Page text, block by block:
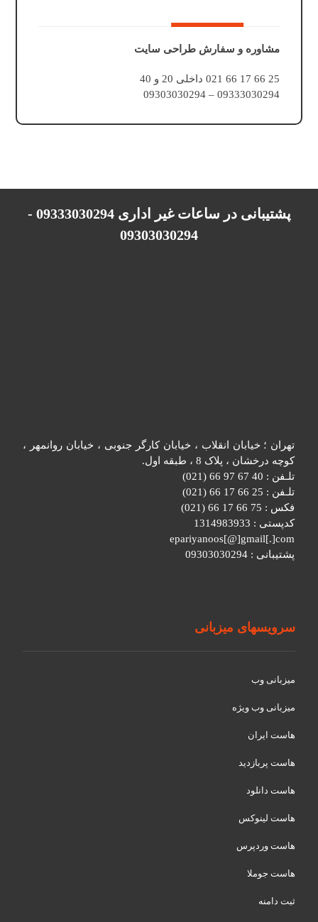
مشاوره و سفارش طراحی سایت
25 66 17 66 021 داخلی 20 و 40
09333030294 – 09303030294
پشتیبانی در ساعات غیر اداری 09333030294 -
09303030294
تهران ؛ خیابان انقلاب ، خیابان کارگر جنوبی ، خیابان روانمهر ،
کوچه درخشان ، پلاک 8 ، طبقه اول.
تلـفن : 40 67 97 66 (021)
تلـفن : 25 66 17 66 (021)
فکس : 75 66 17 66 (021)
کدپستی : 1314983933
epariyanoos[@]gmail[.]com
پشتیبانی : 09303030294
سرویسهای میزبانی
میزبانی وب
میزبانی وب ویژه
هاست ایران
هاست پربازدید
هاست دانلود
هاست لینوکس
هاست وردپرس
هاست جوملا
ثبت دامنه